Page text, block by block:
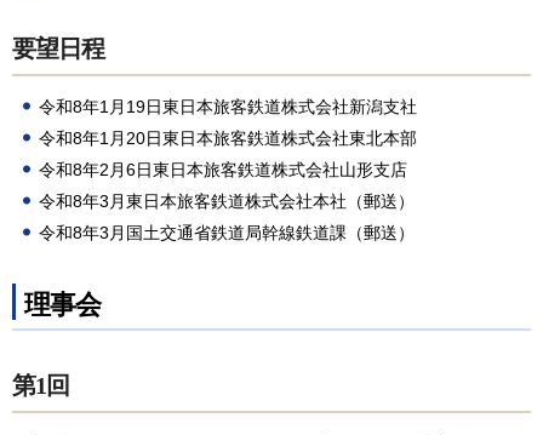
要望日程
令和8年1月19日東日本旅客鉄道株式会社新潟支社
令和8年1月20日東日本旅客鉄道株式会社東北本部
令和8年2月6日東日本旅客鉄道株式会社山形支店
令和8年3月東日本旅客鉄道株式会社本社（郵送）
令和8年3月国土交通省鉄道局幹線鉄道課（郵送）
理事会
第1回